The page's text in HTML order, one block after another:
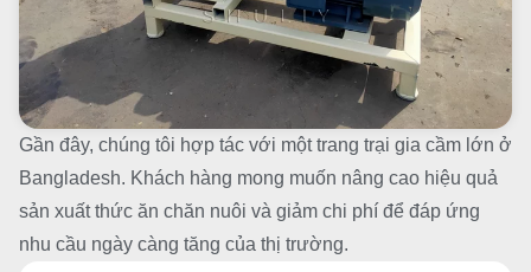
Gần đây, chúng tôi hợp tác với một trang trại gia cầm lớn ở
Bangladesh. Khách hàng mong muốn nâng cao hiệu quả
sản xuất thức ăn chăn nuôi và giảm chi phí để đáp ứng
nhu cầu ngày càng tăng của thị trường.